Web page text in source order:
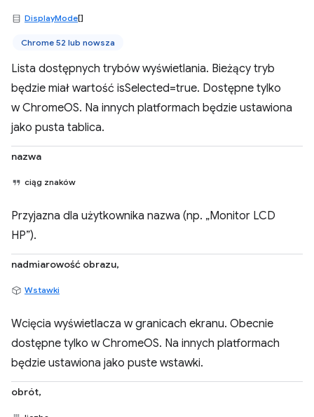
DisplayMode[]
Chrome 52 lub nowsza
Lista dostępnych trybów wyświetlania. Bieżący tryb
będzie miał wartość isSelected=true. Dostępne tylko
w ChromeOS. Na innych platformach będzie ustawiona
jako pusta tablica.
nazwa
ciąg znaków
Przyjazna dla użytkownika nazwa (np. „Monitor LCD
HP”).
nadmiarowość obrazu,
Wstawki
Wcięcia wyświetlacza w granicach ekranu. Obecnie
dostępne tylko w ChromeOS. Na innych platformach
będzie ustawiona jako puste wstawki.
obrót,